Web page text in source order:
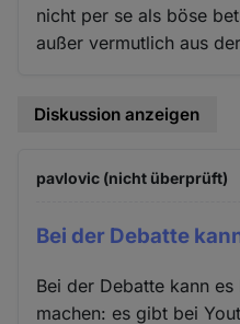
nicht per se als böse
außer vermutlich aus
Diskussion anzeigen
pavlovic (nicht überprüft)
Bei der Debatte
Bei der Debatte kann
machen: es gibt bei